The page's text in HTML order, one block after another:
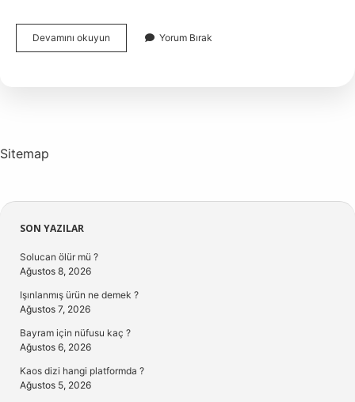
Devamını okuyun
Türkiyede
Yorum Bırak
Sitemap
Sidebar
SON YAZILAR
Solucan ölür mü ?
Ağustos 8, 2026
Işınlanmış ürün ne demek ?
Ağustos 7, 2026
Bayram için nüfusu kaç ?
Ağustos 6, 2026
Kaos dizi hangi platformda ?
Ağustos 5, 2026